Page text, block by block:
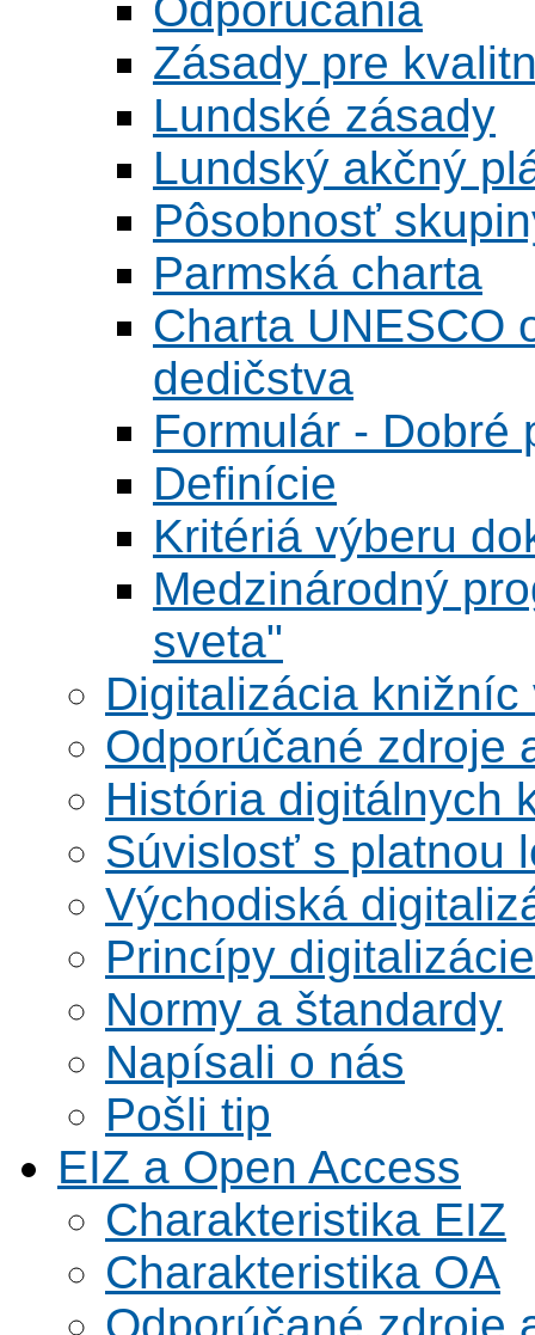
Zásady pre
Lundské zásady
Lundský akčný
Pôsobnosť
Parmská charta
Charta UNESCO
dedičstva
Formulár - Dobré
Definície
Kritériá výberu
Medzinárodný
sveta"
Digitalizácia knižníc
Odporúčané zdroje
História digitálnych
Súvislosť s platnou
Východiská
Princípy digitalizácie
Normy a štandardy
Napísali o nás
Pošli tip
EIZ a Open Access
Charakteristika EIZ
Charakteristika OA